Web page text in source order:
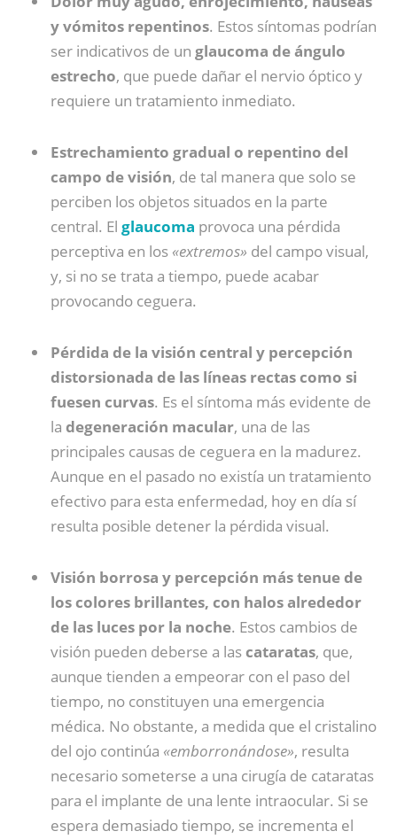
y vómitos repentinos. Estos síntomas podrían
ser indicativos de un glaucoma de ángulo
estrecho, que puede dañar el nervio óptico y
requiere un tratamiento inmediato.
Estrechamiento gradual o repentino del
campo de visión, de tal manera que solo se
perciben los objetos situados en la parte
central. El glaucoma provoca una pérdida
perceptiva en los «extremos» del campo visual,
y, si no se trata a tiempo, puede acabar
provocando ceguera.
Pérdida de la visión central y percepción
distorsionada de las líneas rectas como si
fuesen curvas. Es el síntoma más evidente de
la degeneración macular, una de las
principales causas de ceguera en la madurez.
Aunque en el pasado no existía un tratamiento
efectivo para esta enfermedad, hoy en día sí
resulta posible detener la pérdida visual.
Visión borrosa y percepción más tenue de
los colores brillantes, con halos alrededor
de las luces por la noche. Estos cambios de
visión pueden deberse a lascataratas, que,
aunque tienden a empeorar con el paso del
tiempo, no constituyen una emergencia
médica. No obstante, a medida que el cristalino
del ojo continúa «emborronándose», resulta
necesario someterse a una cirugía de cataratas
para el implante de una lente intraocular. Si se
espera demasiado tiempo, se incrementa el